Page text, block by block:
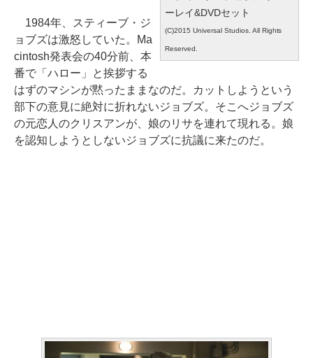
ーレイ&DVDセット
(C)2015 Universal Studios. All Rights
Reserved.
1984年、スティーブ・ジ
ョブズは激怒していた。Ma
cintosh発表会の40分前、本
番で「ハロー」と挨拶する
はずのマシンが黙ったままなのだ。カットしようという
部下の意見に絶対に折れないジョブズ。そこへジョブズ
の元恋人のクリスアンが、娘のリサを連れて現れる。娘
を認知しようとしないジョブズに抗議に来たのだ。